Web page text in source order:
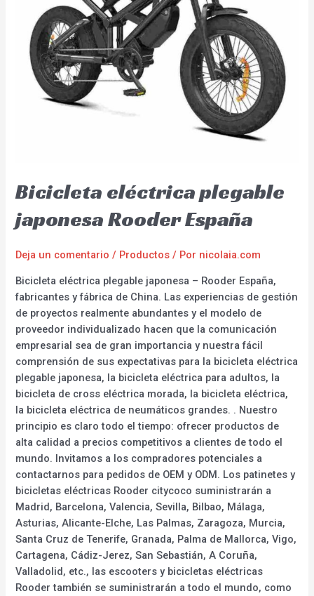
Bicicleta eléctrica plegable
japonesa Rooder España
Deja un comentario / Productos / Por nicolaia.com
Bicicleta eléctrica plegable japonesa – Rooder España,
fabricantes y fábrica de China. Las experiencias de gestión
de proyectos realmente abundantes y el modelo de
proveedor individualizado hacen que la comunicación
empresarial sea de gran importancia y nuestra fácil
comprensión de sus expectativas para la bicicleta eléctrica
plegable japonesa, la bicicleta eléctrica para adultos, la
bicicleta de cross eléctrica morada, la bicicleta eléctrica,
la bicicleta eléctrica de neumáticos grandes. . Nuestro
principio es claro todo el tiempo: ofrecer productos de
alta calidad a precios competitivos a clientes de todo el
mundo. Invitamos a los compradores potenciales a
contactarnos para pedidos de OEM y ODM. Los patinetes y
bicicletas eléctricas Rooder citycoco suministrarán a
Madrid, Barcelona, Valencia, Sevilla, Bilbao, Málaga,
Asturias, Alicante-Elche, Las Palmas, Zaragoza, Murcia,
Santa Cruz de Tenerife, Granada, Palma de Mallorca, Vigo,
Cartagena, Cádiz-Jerez, San Sebastián, A Coruña,
Valladolid, etc., las escooters y bicicletas eléctricas
Rooder también se suministrarán a todo el mundo, como